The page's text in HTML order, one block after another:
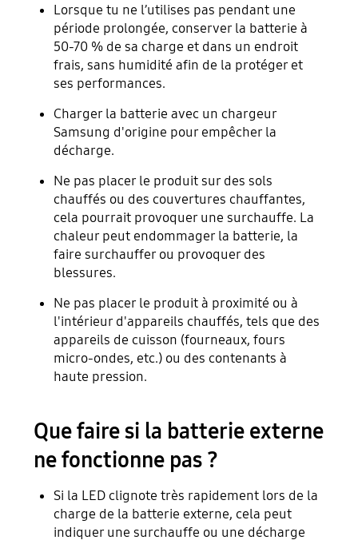
Lorsque tu ne l’utilises pas pendant une
période prolongée, conserver la batterie à
50-70 % de sa charge et dans un endroit
frais, sans humidité afin de la protéger et
ses performances.
Charger la batterie avec un chargeur
Samsung d'origine pour empêcher la
décharge.
Ne pas placer le produit sur des sols
chauffés ou des couvertures chauffantes,
cela pourrait provoquer une surchauffe. La
chaleur peut endommager la batterie, la
faire surchauffer ou provoquer des
blessures.
Ne pas placer le produit à proximité ou à
l'intérieur d'appareils chauffés, tels que des
appareils de cuisson (fourneaux, fours
micro-ondes, etc.) ou des contenants à
haute pression.
Que faire si la batterie externe
ne fonctionne pas ?
Si la LED clignote très rapidement lors de la
charge de la batterie externe, cela peut
indiquer une surchauffe ou une décharge